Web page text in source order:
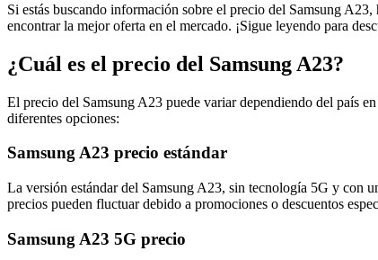
Si estás buscando información sobre el precio del Samsung
encontrar la mejor oferta en el mercado. ¡Sigue leyendo para
¿Cuál es el precio del Samsung A23?
El precio del Samsung A23 puede variar dependiendo del país
diferentes opciones:
Samsung A23 precio estándar
La versión estándar del Samsung A23, sin tecnología 5G y con
precios pueden fluctuar debido a promociones o descuentos
Samsung A23 5G precio